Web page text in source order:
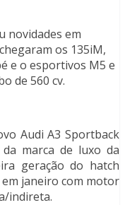
novidades em
os 135iM,
e o esportivos M5 e
de 560 cv.
Audi A3 Sportback
marca de luxo da
geração do hatch
janeiro com motor
indireta.